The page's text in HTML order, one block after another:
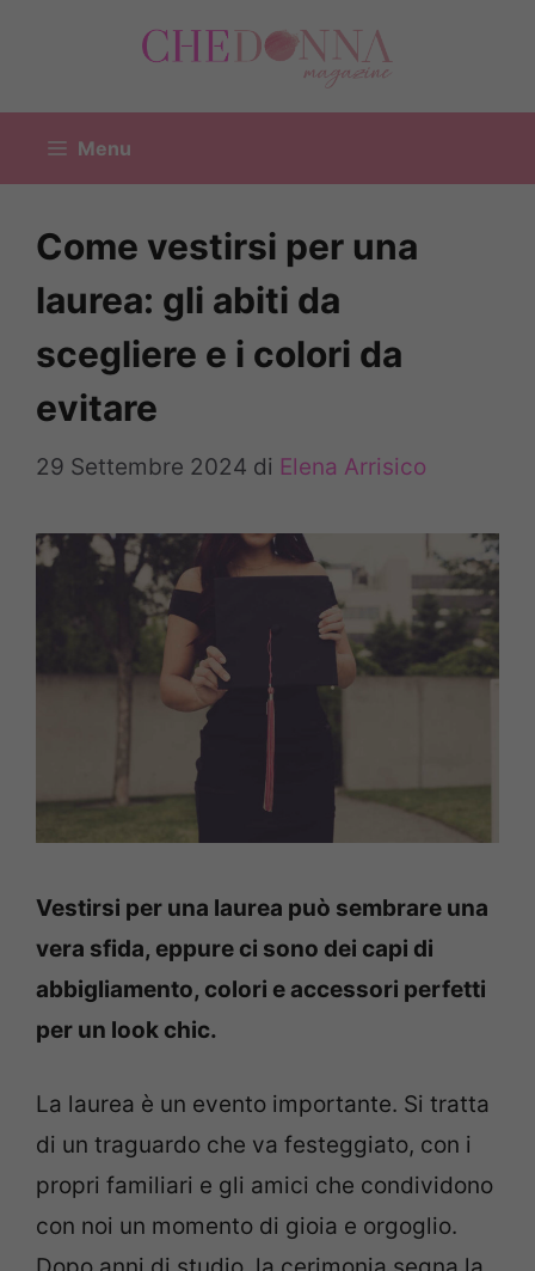
Menu
Come vestirsi per una
laurea: gli abiti da
scegliere e i colori da
evitare
29 Settembre 2024 di Elena Arrisico
Vestirsi per una laurea può sembrare una
vera sfida, eppure ci sono dei capi di
abbigliamento, colori e accessori perfetti
per un look chic.
La laurea è un evento importante. Si tratta
di un traguardo che va festeggiato, con i
propri familiari e gli amici che condividono
con noi un momento di gioia e orgoglio.